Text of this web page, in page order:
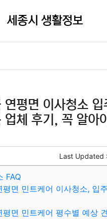
세종시 생활정보
연평면 이사청소 입
업체 후기, 꼭 알아
Last Updated :
FAQ
평면 민트케어 이사청소, 입
평면 민트케어 평수별 예상